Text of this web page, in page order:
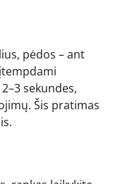
pėdos – ant
sekundes,
Šis pratimas